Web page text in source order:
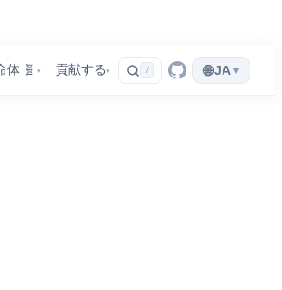
体 🧬 ▾ 貢献する ▾ / 🌐 JA ▾